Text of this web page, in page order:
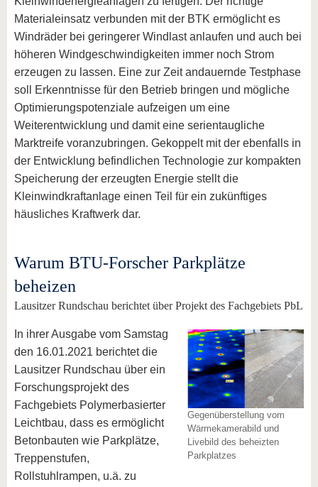
Materialeinsatz verbunden mit der BTK ermöglicht es
Windräder bei geringerer Windlast anlaufen und auch bei
höheren Windgeschwindigkeiten immer noch Strom
erzeugen zu lassen. Eine zur Zeit andauernde Testphase
soll Erkenntnisse für den Betrieb bringen und mögliche
Optimierungspotenziale aufzeigen um eine
Weiterentwicklung und damit eine serientaugliche
Marktreife voranzubringen. Gekoppelt mit der ebenfalls in
der Entwicklung befindlichen Technologie zur kompakten
Speicherung der erzeugten Energie stellt die
Kleinwindkraftanlage einen Teil für ein zukünftiges
häusliches Kraftwerk dar.
Warum BTU-Forscher Parkplätze
beheizen
Lausitzer Rundschau berichtet über Projekt des Fachgebiets PbL
Gegenüberstellung vom
Wärmekamerabild und
Livebild des beheizten
Parkplatzes
In ihrer Ausgabe vom Samstag
den 16.01.2021 berichtet die
Lausitzer Rundschau über ein
Forschungsprojekt des
Fachgebiets Polymerbasierter
Leichtbau, dass es ermöglicht
Betonbauten wie Parkplätze,
Treppenstufen,
Rollstuhlrampen, u.ä. zu